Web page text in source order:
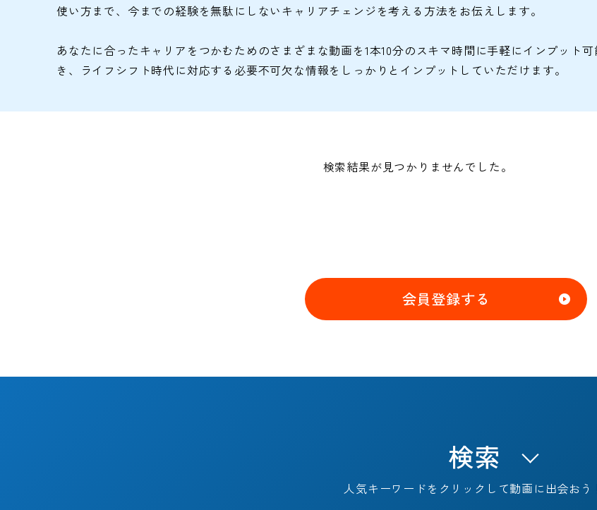
使い方まで、今までの経験を無駄にしないキャリアチェンジを考える方法をお伝えします。
あなたに合ったキャリアをつかむためのさまざまな動画を1本10分のスキマ時間に手軽にインプット
き、ライフシフト時代に対応する必要不可欠な情報をしっかりとインプットしていただけます。
検索結果が見つかりませんでした。
会員登録する
検索
人気キーワードをクリックして動画に出会おう